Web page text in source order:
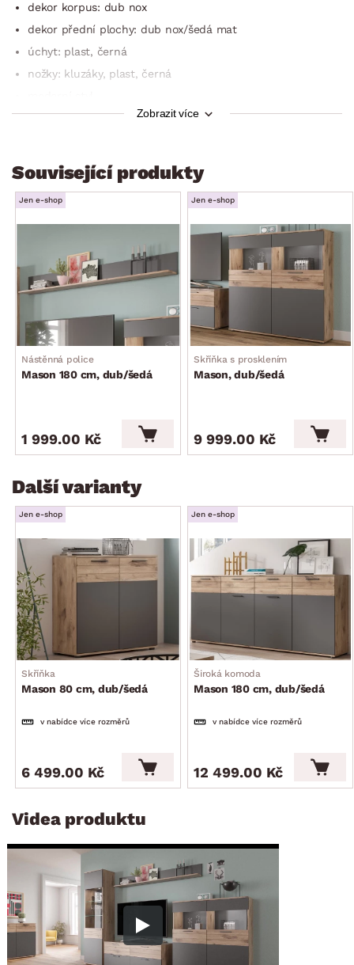
dekor korpus: dub nox
dekor přední plochy: dub nox/šedá mat
úchyt: plast, černá
nožky: kluzáky, plast, černá
horizontální frézované linie
1 x zásuvka (kovové boční pojezdy)
1 x levé dveře (úložný prostor, 2 x police)
2 x středové dveře (úložný prostor, 1 x police)
1 x pravé dveře (úložný prostor, 2 x police)
certifikát výrobku FSC (dřevěný materiál pocházející
z ekologicky obhospodařených certifikovaných le­sů)
kvalita/péče: kvalitní materiály a precizní zpracování,
povrchy se snadno udržují a čistí, což umožňuje
dlouhodobé používání a snadnou údržbu
dodáváno v demontu
Zobrazit více
Související produkty
Jen e-shop
Nástěnná police
Mason 180 cm, dub/šedá
1 999.00 Kč
Jen e-shop
Skříňka s prosklením
Mason, dub/šedá
9 999.00 Kč
Další varianty
Jen e-shop
Skříňka
Mason 80 cm, dub/šedá
v nabídce více rozměrů
6 499.00 Kč
Jen e-shop
Široká komoda
Mason 180 cm, dub/šedá
v nabídce více rozměrů
12 499.00 Kč
Videa produktu